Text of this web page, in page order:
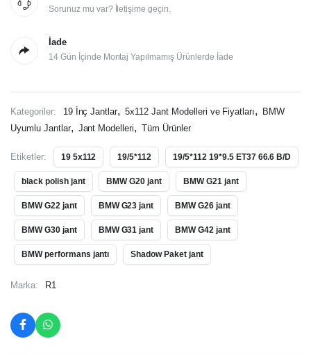
Sorunuz mu var? İletişime geçin.
İade
14 Gün İçinde Montaj Yapılmamış Ürünlerde İade
Kategoriler: 19 İnç Jantlar, 5x112 Jant Modelleri ve Fiyatları,
BMW
Uyumlu Jantlar, Jant Modelleri, Tüm Ürünler
Etiketler: 19 5x112 19/5*112 19/5*112 19*9.5 ET37 66.6 B/D
black polish jant BMW G20 jant BMW G21 jant
BMW G22 jant BMW G23 jant BMW G26 jant
BMW G30 jant BMW G31 jant BMW G42 jant
BMW performans jantı Shadow Paket jant
Marka: R1